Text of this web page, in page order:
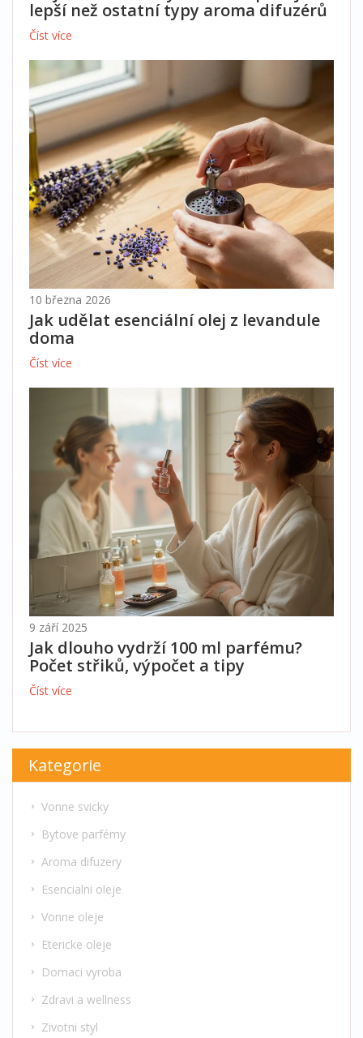
lepší než ostatní typy aroma difuzérů
Číst více
10 března 2026
Jak udělat esenciální olej z levandule
doma
Číst více
9 září 2025
Jak dlouho vydrží 100 ml parfému?
Počet střiků, výpočet a tipy
Číst více
Kategorie
Vonne svicky
Bytove parfémy
Aroma difuzery
Esencialni oleje
Vonne oleje
Etericke oleje
Domaci vyroba
Zdravi a wellness
Zivotni styl